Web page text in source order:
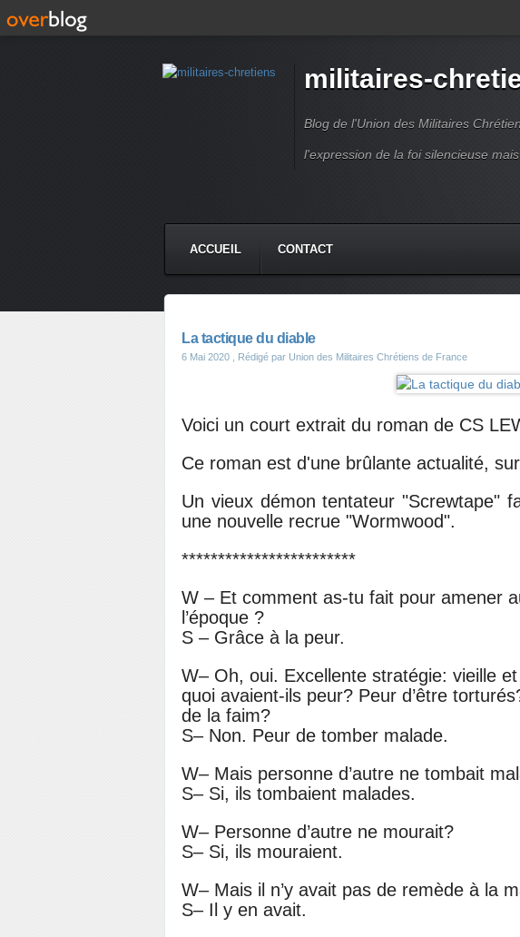
militaires-
Blog de l'Union des Militaires
l'expression de la foi silencieuse
ACCUEIL CONTACT
La tactique du diable
6 Mai 2020 , Rédigé par Union des Militaires Chrétiens de France
Voici un court extrait du roman de CS
Ce roman est d'une brûlante actualité,
Un vieux démon tentateur "Screwtape"
une nouvelle recrue "Wormwood".
************************
W – Et comment as-tu fait pour amener
l’époque ?
S – Grâce à la peur.
W– Oh, oui. Excellente stratégie: vieille
quoi avaient-ils peur? Peur d’être
de la faim?
S– Non. Peur de tomber malade.
W– Mais personne d’autre ne tombait
S– Si, ils tombaient malades.
W– Personne d’autre ne mourait?
S– Si, ils mouraient.
W– Mais il n’y avait pas de remède à la
S– Il y en avait.